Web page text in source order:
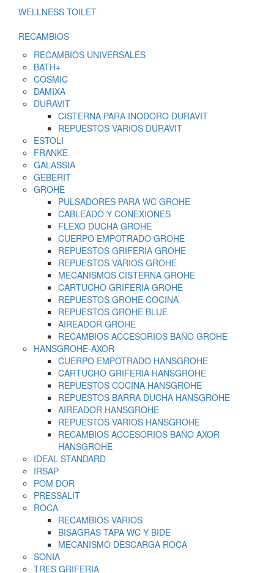
WELLNESS TOILET
RECAMBIOS
RECAMBIOS UNIVERSALES
BATH+
COSMIC
DAMIXA
DURAVIT
CISTERNA PARA INODORO DURAVIT
REPUESTOS VARIOS DURAVIT
ESTOLI
FRANKE
GALASSIA
GEBERIT
GROHE
PULSADORES PARA WC GROHE
CABLEADO Y CONEXIONES
FLEXO DUCHA GROHE
CUERPO EMPOTRADO GROHE
REPUESTOS GRIFERIA GROHE
REPUESTOS VARIOS GROHE
MECANISMOS CISTERNA GROHE
CARTUCHO GRIFERIA GROHE
REPUESTOS GROHE COCINA
REPUESTOS GROHE BLUE
AIREADOR GROHE
RECAMBIOS ACCESORIOS BAÑO GROHE
HANSGROHE-AXOR
CUERPO EMPOTRADO HANSGROHE
CARTUCHO GRIFERIA HANSGROHE
REPUESTOS COCINA HANSGROHE
REPUESTOS BARRA DUCHA HANSGROHE
AIREADOR HANSGROHE
REPUESTOS VARIOS HANSGROHE
RECAMBIOS ACCESORIOS BAÑO AXOR
HANSGROHE
IDEAL STANDARD
IRSAP
POM DOR
PRESSALIT
ROCA
RECAMBIOS VARIOS
BISAGRAS TAPA WC Y BIDE
MECANISMO DESCARGA ROCA
SONIA
TRES GRIFERIA